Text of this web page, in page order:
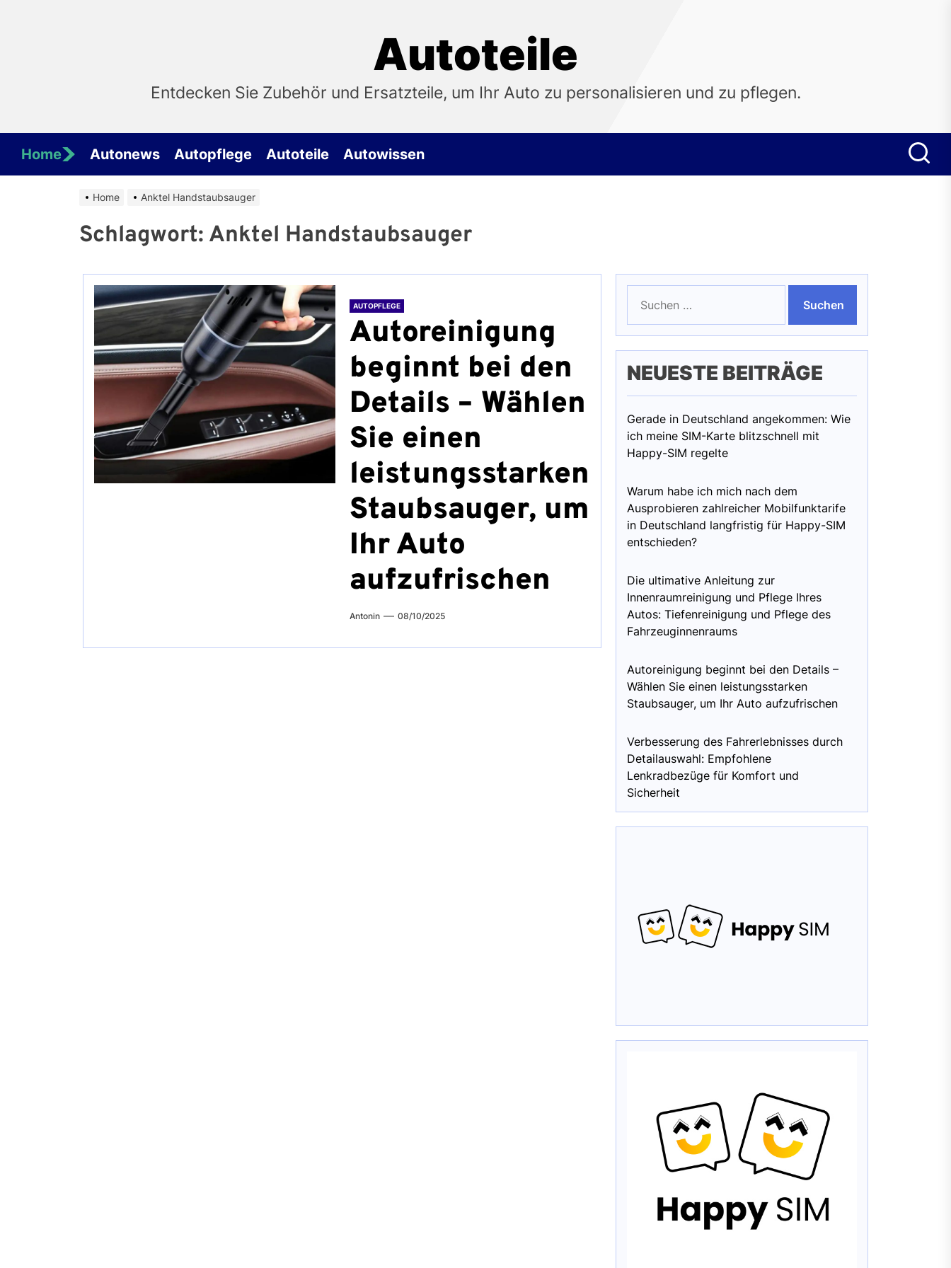
Autoteile
Entdecken Sie Zubehör und Ersatzteile, um Ihr Auto zu personalisieren und zu pflegen.
Home Autonews Autopflege Autoteile Autowissen
Home Anktel Handstaubsauger
Schlagwort: Anktel Handstaubsauger
AUTOPFLEGE
Autoreinigung
beginnt bei den
Details – Wählen
Sie einen
leistungsstarken
Staubsauger, um
Ihr Auto
aufzufrischen
Antonin 08/10/2025
nach:
NEUESTE BEITRÄGE
Gerade in Deutschland angekommen: Wie
ich meine SIM-Karte blitzschnell mit
Happy-SIM regelte
Warum habe ich mich nach dem
Ausprobieren zahlreicher Mobilfunktarife
in Deutschland langfristig für Happy-SIM
entschieden?
Die ultimative Anleitung zur
Innenraumreinigung und Pflege Ihres
Autos: Tiefenreinigung und Pflege des
Fahrzeuginnenraums
Autoreinigung beginnt bei den Details –
Wählen Sie einen leistungsstarken
Staubsauger, um Ihr Auto aufzufrischen
Verbesserung des Fahrerlebnisses durch
Detailauswahl: Empfohlene
Lenkradbezüge für Komfort und
Sicherheit